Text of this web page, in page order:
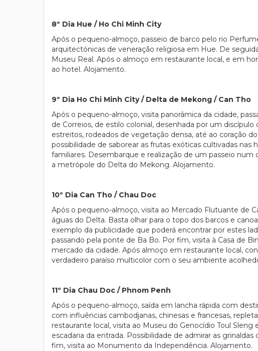
8º Dia Hue / Ho Chi Minh City
Após o pequeno-almoço, passeio de barco pelo rio
arquitectónicas de veneração religiosa em Hue. De
Museu Real. Após o almoço em restaurante local, e em
ao hotel. Alojamento.
9º Dia Ho Chi Minh City / Delta de Mekong / Can Tho
Após o pequeno-almoço, visita panorâmica da cidade,
de Correios, de estilo colonial, desenhada por um
estreitos, rodeados de vegetação densa, até ao coração
possibilidade de saborear as frutas exóticas cultivadas
familiares. Desembarque e realização de um passeio num
a metrópole do Delta do Mekong. Alojamento.
10º Dia Can Tho / Chau Doc
Após o pequeno-almoço, visita ao Mercado Flutuante de
águas do Delta. Basta olhar para o topo dos barcos e
exemplo da publicidade que poderá encontrar por estes
passando pela ponte de Ba Bo. Por fim, visita à Casa de
mercado da cidade. Após almoço em restaurante local,
verdadeiro paraíso multicolor com o seu ambiente
11º Dia Chau Doc / Phnom Penh
Após o pequeno-almoço, saída em lancha rápida com
com influências cambodjanas, chinesas e francesas,
restaurante local, visita ao Museu do Genocídio Toul
escadaria da entrada. Possibilidade de admirar as
fim, visita ao Monumento da Independência. Alojamento.